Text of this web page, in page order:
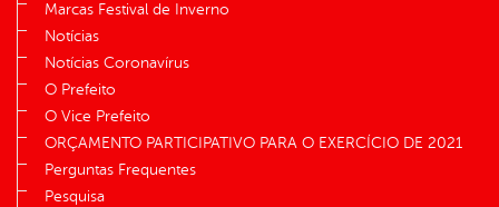
Marcas Festival de Inverno
Notícias
Notícias Coronavírus
O Prefeito
O Vice Prefeito
ORÇAMENTO PARTICIPATIVO PARA O EXERCÍCIO DE 2021
Perguntas Frequentes
Pesquisa